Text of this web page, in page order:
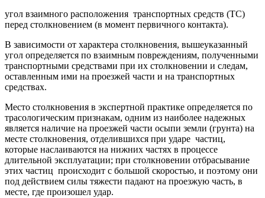
угол взаимного расположения транспортных средств (ТС)
перед столкновением (в момент первичного контакта).
В зависимости от характера столкновения, вышеуказанный
угол определяется по взаимным повреждениям, полученными
транспортными средствами при их столкновении и следам,
оставленным ими на проезжей части и на транспортных
средствах.
Место столкновения в экспертной практике определяется по
трасологическим признакам, одним из наиболее надежных
является наличие на проезжей части осыпи земли (грунта) на
месте столкновения, отделившихся при ударе частиц,
которые наслаиваются на нижних частях в процессе
длительной эксплуатации; при столкновении отбрасывание
этих частиц происходит с большой скоростью, и поэтому они
под действием силы тяжести падают на проезжую часть, в
месте, где произошел удар.